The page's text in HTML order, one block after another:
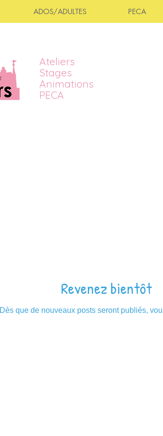
ADOS/ADULTES PECA
Ateliers
Stages
Animations
PECA
Revenez bientôt
Dès que de nouveaux posts seront publiés,